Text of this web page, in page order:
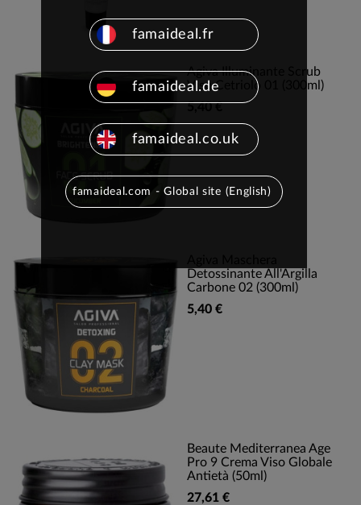
Agiva Illuminante Scrub
Viso Cetriolo 01 (300ml)
5,40 €
Detossinante All'Argilla
Carbone 02 (300ml)
5,40 €
Beaute Mediterranea Age
Pro 9 Crema Viso Globale
Antietà (50ml)
27,61 €
famaideal.fr
famaideal.de
famaideal.co.uk
famaideal.com - Global site (English)